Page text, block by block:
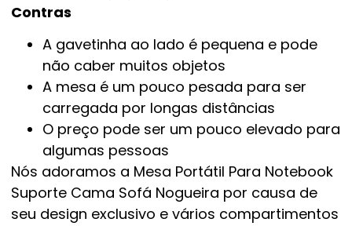
Contras
A gavetinha ao lado é pequena e pode
não caber muitos objetos
A mesa é um pouco pesada para ser
carregada por longas distâncias
O preço pode ser um pouco elevado para
algumas pessoas
Nós adoramos a Mesa Portátil Para Notebook
Suporte Cama Sofá Nogueira por causa de
seu design exclusivo e vários compartimentos